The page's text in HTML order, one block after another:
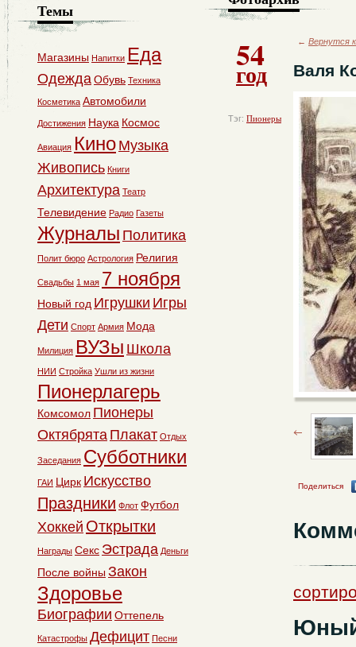
54
год
Тэг: Пионеры
← Вернутся
Валя
Поделиться
Темы
Магазины Напитки Еда
ОдеждаОбувь Техника
Косметика Автомобили
Достижения Наука Космос
Авиация Кино Музыка
Живопись Книги
Архитектура Театр
Телевидение Радио Газеты
Журналы Политика
Полит бюро Астрология Религия
Свадьбы 1 мая 7 ноября
Новый год Игрушки Игры
Дети Спорт Армия Мода
Милиция ВУЗы Школа
НИИ Стройка Ушли из жизни
Пионерлагерь
Комсомол Пионеры
Октябрята Плакат Отдых
Заседания Субботники
ГАИ Цирк Искусство
Праздники Флот Футбол
Хоккей Открытки
Награды Секс Эстрада Деньги
После войны Закон
Здоровье
Биографии Оттепель
Катастрофы Дефицит Песни